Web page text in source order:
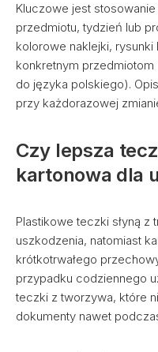
Kluczowe jest
przedmiotu, tydzień lub
kolorowe naklejki,
konkretnym przedmiotom
do języka polskiego).
przy każdorazowej
Czy lepsza
kartonowa dla
Plastikowe teczki słyną z
uszkodzenia, natomiast
krótkotrwałego
przypadku codziennego
teczki z tworzywa, które
dokumenty nawet